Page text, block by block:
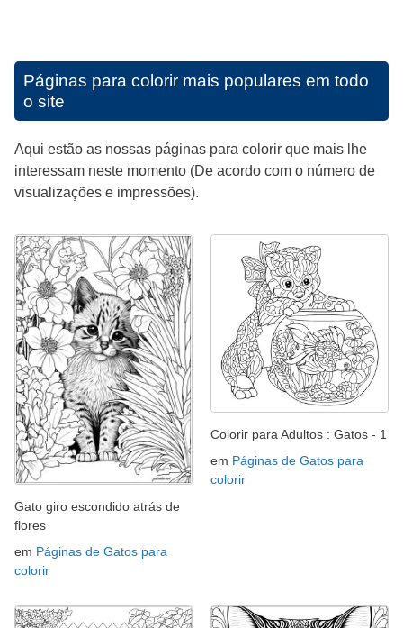
Páginas para colorir mais populares em todo
o site
Aqui estão as nossas páginas para colorir que mais lhe
interessam neste momento (De acordo com o número de
visualizações e impressões).
Gato giro escondido atrás de
flores
em Páginas de Gatos para
colorir
Colorir para Adultos : Gatos - 1
em Páginas de Gatos para
colorir